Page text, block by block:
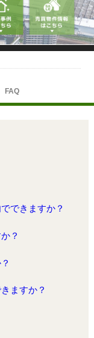
FAQ
できますか？
？
ますか？